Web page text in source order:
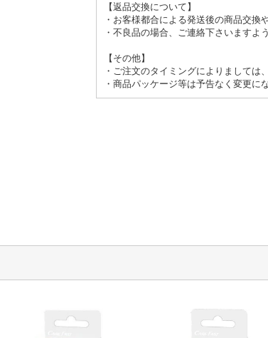
【返品交換について】
・お客様都合による発送後の商品交換
・不良品の場合、ご連絡下さいますよ
【その他】
・ご注文のタイミングによりましては
・商品パッケージ等は予告なく変更に